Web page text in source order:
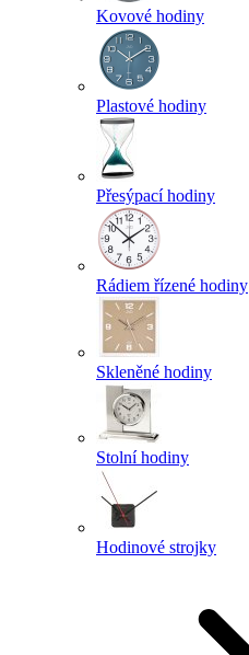
Kovové hodiny
Plastové hodiny
Přesýpací hodiny
Rádiem řízené hodiny
Skleněné hodiny
Stolní hodiny
Hodinové strojky